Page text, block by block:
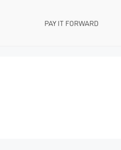
PAY IT FORWARD